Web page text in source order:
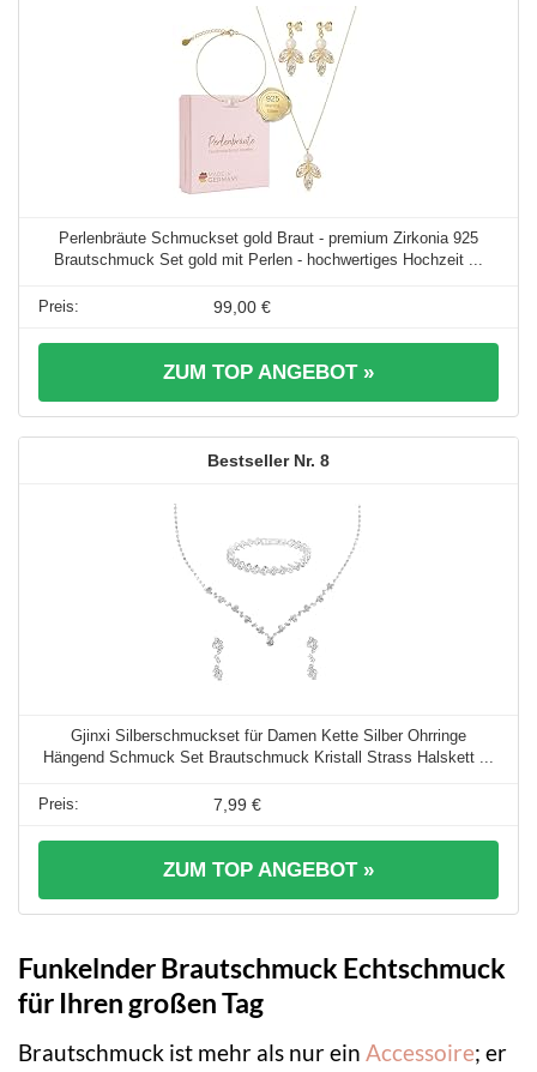
Perlenbräute Schmuckset gold Braut - premium Zirkonia 925
Brautschmuck Set gold mit Perlen - hochwertiges Hochzeit ...
99,00 €
ZUM TOP ANGEBOT »
8
Gjinxi Silberschmuckset für Damen Kette Silber Ohrringe
Hängend Schmuck Set Brautschmuck Kristall Strass Halskett ...
7,99 €
ZUM TOP ANGEBOT »
Funkelnder Brautschmuck Echtschmuck
für Ihren großen Tag
Brautschmuck ist mehr als nur ein Accessoire; er